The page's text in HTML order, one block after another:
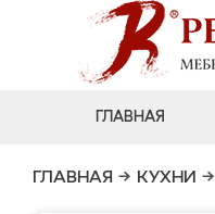
ГЛАВНАЯ
ГЛАВНАЯ → КУХНИ →